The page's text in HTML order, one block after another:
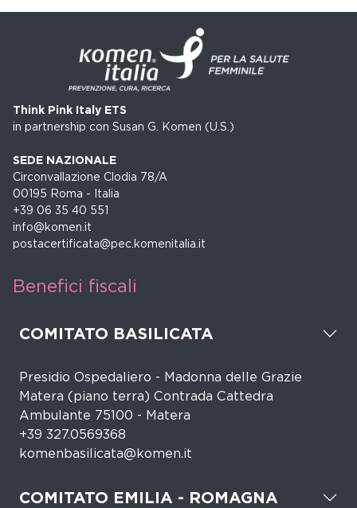
Think Pink Italy ETS
in partnership con Susan G. Komen (U.S.)
SEDE NAZIONALE
Circonvallazione Clodia 78/A
00195 Roma - Italia
+39 06 35 40 551
info@komen.it
postacertificata@pec.komenitalia.it
Benefici fiscali
COMITATO BASILICATA
Presidio Ospedaliero - Madonna delle Grazie
Matera (piano terra) Contrada Cattedra
Ambulante 75100 - Matera
+39 327.0569368
komenbasilicata@komen.it
COMITATO EMILIA - ROMAGNA